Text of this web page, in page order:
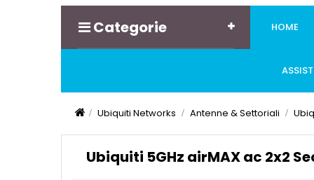
Categorie HOME
Ubiquiti Networks Antenne & Settoriali
Ubiquiti 5GHz airMAX ac 2x2